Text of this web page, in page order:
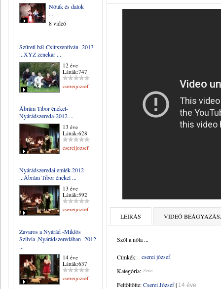
Nóták és dalok
...
8 videó
Szűreti bál-Csittszentiván -2013
...XYZ zenekar ...
12 éve
Látták:747
csereijozsef
Ábrám Tibor énekel-
Nyárádszereda-2012 ...
13 éve
Látták:628
csereijozsef
Nyárádszeredai emlék-2012
...Ábrám Tibor énekel ...
13 éve
Látták:592
csereijozsef
Zavaros a Nyárád -Miklós
Szilvia ,Nyárádszeredában -2012
...
14 éve
Látták:637
csereijozsef
LEÍRÁS VIDEÓ
Szól a nóta ...
Címkék:
cserei józsef
Kategória: Zene
Feltöltötte:Cserei József| 14 éve